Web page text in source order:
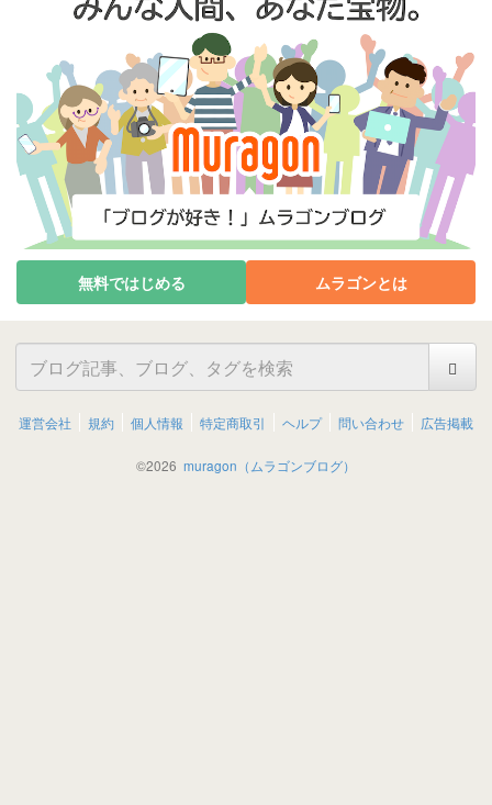
無料ではじめる ムラゴンとは
運営会社 規約 個人情報 特定商取引 ヘルプ 問い合わせ 広告掲載
©2026 muragon（ムラゴンブログ）